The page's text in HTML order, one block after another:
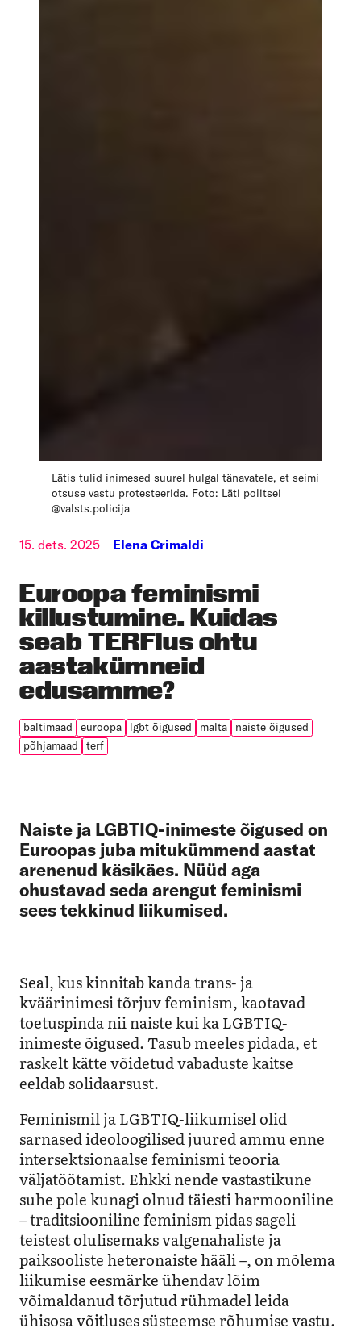
Lätis tulid inimesed suurel hulgal tänavatele, et seimi
otsuse vastu protesteerida. Foto: Läti politsei
@valsts.policija
Euroopa feminismi
killustumine. Kuidas
seab TERFlus ohtu
aastakümneid
edusamme?
15. dets. 2025 Elena Crimaldi
baltimaad euroopa lgbt õigused malta
naiste õigused
põhjamaad
terf
Naiste ja LGBTIQ-inimeste õigused on
Euroopas juba mitukümmend aastat
arenenud käsikäes. Nüüd aga
ohustavad seda arengut feminismi
sees tekkinud liikumised.
Seal, kus kinnitab kanda trans- ja
kväärinimesi tõrjuv feminism, kaotavad
toetuspinda nii naiste kui ka LGBTIQ-
inimeste õigused. Tasub meeles pidada, et
raskelt kätte võidetud vabaduste kaitse
eeldab solidaarsust.
Feminismil ja LGBTIQ-liikumisel olid
sarnased ideoloogilised juured ammu enne
intersektsionaalse feminismi teooria
väljatöötamist. Ehkki nende vastastikune
suhe pole kunagi olnud täiesti harmooniline
– traditsiooniline feminism pidas sageli
teistest olulisemaks valgenahaliste ja
paiksooliste heteronaiste hääli –, on mõlema
liikumise eesmärke ühendav lõim
võimaldanud tõrjutud rühmadel leida
ühisosa võitluses süsteemse rõhumise vastu.